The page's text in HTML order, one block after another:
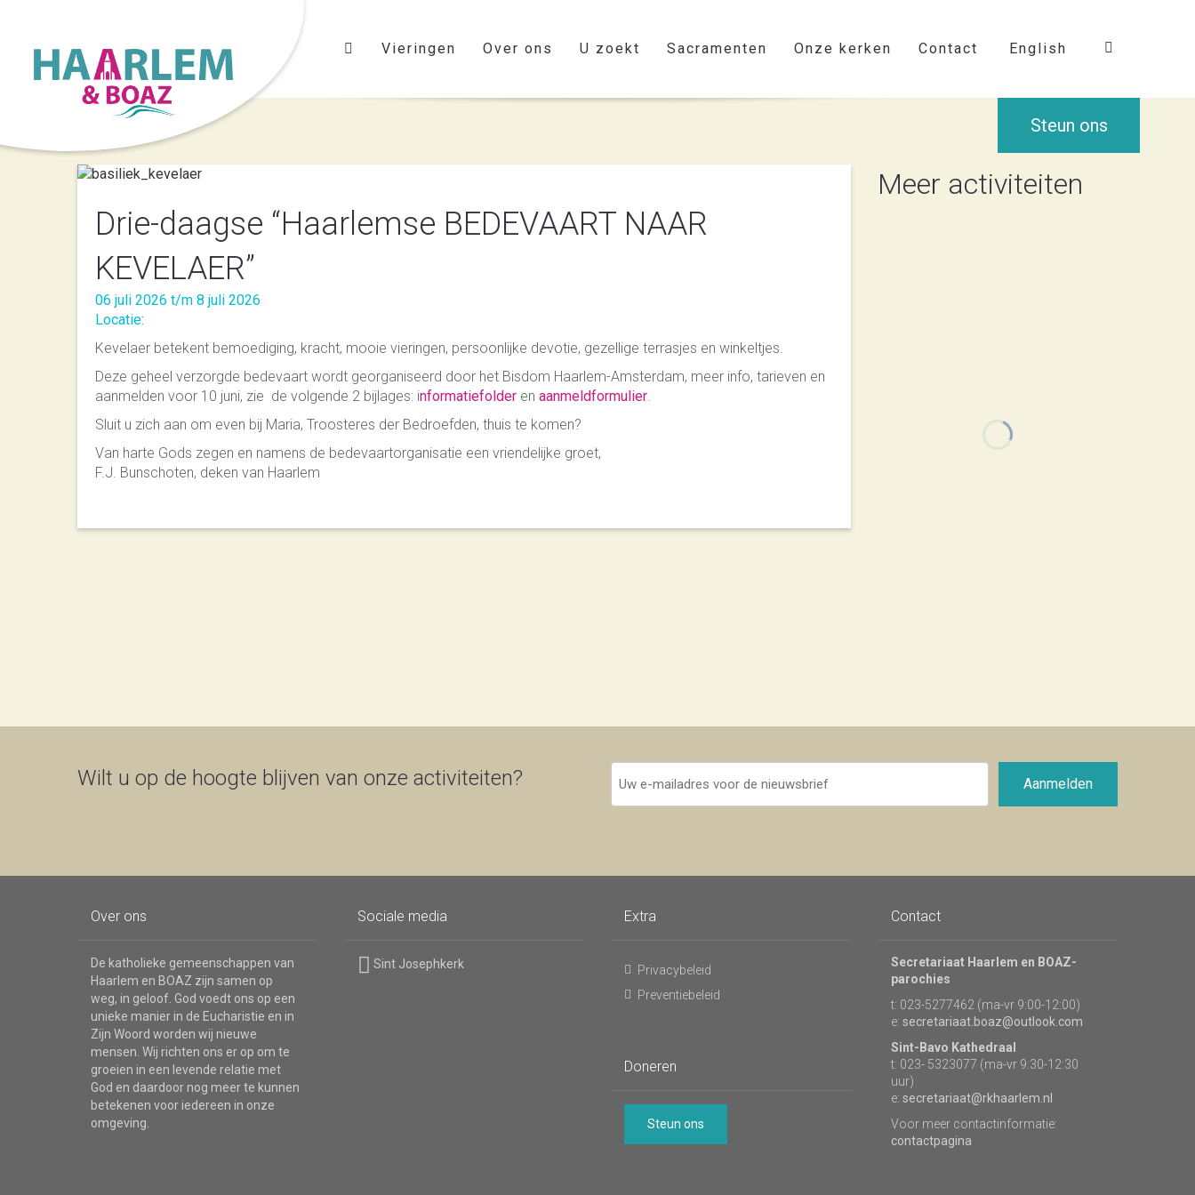
Vieringen Over ons U zoekt Sacramenten Onze kerken Contact English
Steun ons
Drie-daagse “Haarlemse BEDEVAART NAAR
KEVELAER”
06 juli 2026 t/m 8 juli 2026
Locatie:
Kevelaer betekent bemoediging, kracht, mooie vieringen, persoonlijke devotie, gezellige terrasjes en winkeltjes.
Deze geheel verzorgde bedevaart wordt georganiseerd door het Bisdom Haarlem-Amsterdam, meer info, tarieven en
aanmelden voor 10 juni, zie de volgende 2 bijlages: informatiefolder en aanmeldformulier.
Sluit u zich aan om even bij Maria, Troosteres der Bedroefden, thuis te komen?
Van harte Gods zegen en namens de bedevaartorganisatie een vriendelijke groet,
F.J. Bunschoten, deken van Haarlem
Meer activiteiten
Wilt u op de hoogte blijven van onze activiteiten?
Uw
e-
mailadres
Aanmelden
Over ons
De katholieke gemeenschappen van
Haarlem en BOAZ zijn samen op
weg, in geloof. God voedt ons op een
unieke manier in de Eucharistie en in
Zijn Woord worden wij nieuwe
mensen. Wij richten ons er op om te
groeien in een levende relatie met
God en daardoor nog meer te kunnen
betekenen voor iedereen in onze
omgeving.
Sociale media
Sint Josephkerk
Extra
Privacybeleid
Preventiebeleid
Doneren
Steun ons
Contact
Secretariaat Haarlem en BOAZ-
parochies
t: 023-5277462 (ma-vr 9:00-12:00)
e: secretariaat.boaz@outlook.com
Sint-Bavo Kathedraal
t: 023- 5323077 (ma-vr 9:30-12:30
uur)
e: secretariaat@rkhaarlem.nl
Voor meer contactinformatie:
contactpagina